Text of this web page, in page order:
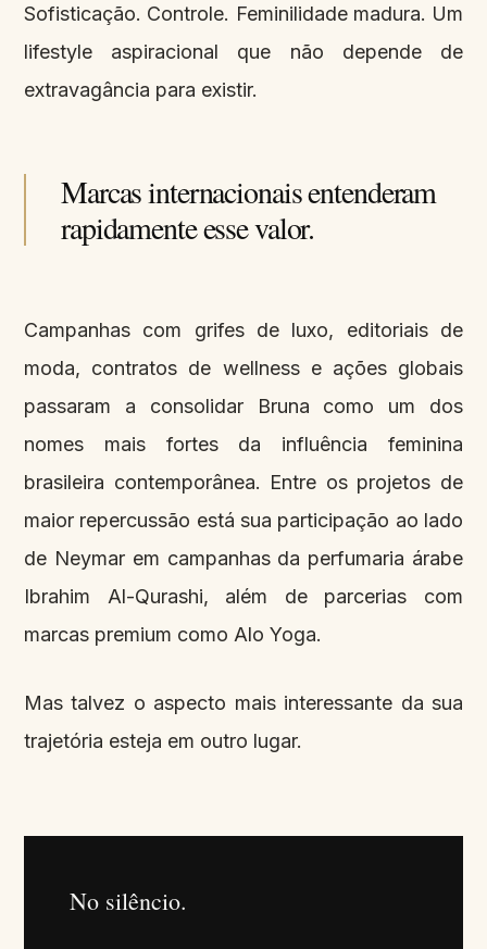
Sofisticação. Controle. Feminilidade madura. Um
lifestyle aspiracional que não depende de
extravagância para existir.
Marcas internacionais entenderam
rapidamente esse valor.
Campanhas com grifes de luxo, editoriais de
moda, contratos de wellness e ações globais
passaram a consolidar Bruna como um dos
nomes mais fortes da influência feminina
brasileira contemporânea. Entre os projetos de
maior repercussão está sua participação ao lado
de Neymar em campanhas da perfumaria árabe
Ibrahim Al-Qurashi, além de parcerias com
marcas premium como Alo Yoga.
Mas talvez o aspecto mais interessante da sua
trajetória esteja em outro lugar.
No silêncio.